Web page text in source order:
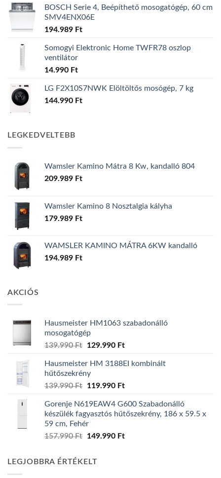
BOSCH Serie 4, Beépíthető mosogatógép, 60 cm
SMV4ENX06E
194.989 Ft
Somogyi Elektronic Home TWFR78 oszlop
ventilátor
14.990 Ft
LG F2X10S7NWK Elöltöltős mosógép, 7 kg
144.990 Ft
LEGKEDVELTEBB
Wamsler Kamino Mátra 8 Kw, kandalló 804
209.989 Ft
Wamsler Kamino 8 Nosztalgia kályha
179.989 Ft
WAMSLER KAMINO MÁTRA 6KW kandalló
194.989 Ft
AKCIÓS
Hausmeister HM1063 szabadonálló
mosogatógép
139.990Ft
Original
was:
139.990 Ft.
129.990 FtCurrent
is:
Hausmeister HM 3188EI kombinált
hűtőszekrény
139.990Ft
Original
was:
139.990 Ft.
119.990 FtCurrent
is:
119.990 Ft.
Gorenje N619EAW4 G600 Szabadonálló
készülék fagyasztós hűtőszekrény, 186 x 59.5 x
59 cm, Fehér
157.990Ft
Original
157.990 Ft.
149.990 FtCurrent
LEGJOBBRA ÉRTÉKELT